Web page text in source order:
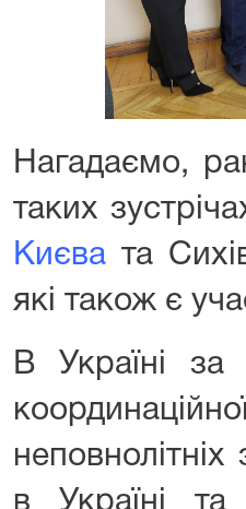
Нагадаємо,
таких
Києва та
які також є
В Україні за
в Україні